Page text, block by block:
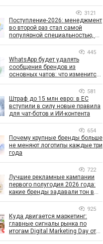
3121
Поступление-2026: менеджмент
во второй раз стал самой
популярной специальностью, а
рекордным за последние 5 лет
445
WhatsApp будет удалять
сообщения брендов из
основных чатов: что изменится
581
Штраф до 15 млн евро: в ЕС
вступили в силу новые правила
для чат-ботов и ИИ-контента
654
Почему крупные бренды больше
не меняют логотипы каждые три
года
722
Лучшие рекламные кампании
первого полугодия 2026 года:
какие бренды задавали тон в
925
Куда двигается маркетинг:
главные сигналы рынка по
итогам Digital Marketing Day от